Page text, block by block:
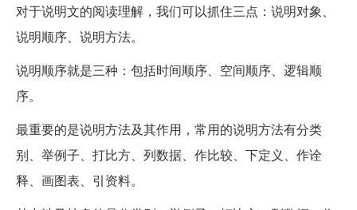
对于说明文的阅读理解，我们可以抓住三点：说明对象、
说明顺序、说明方法。
说明顺序就是三种：包括时间顺序、空间顺序、逻辑顺
序。
最重要的是说明方法及其作用，常用的说明方法有分类
别、举例子、打比方、列数据、作比较、下定义、作诠
释、画图表、引资料。